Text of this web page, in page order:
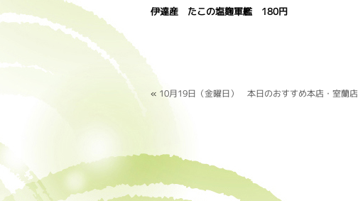
伊達産 たこの塩麹軍艦 180円
« 10月19日（金曜日） 本日のおすすめ本店・室蘭店